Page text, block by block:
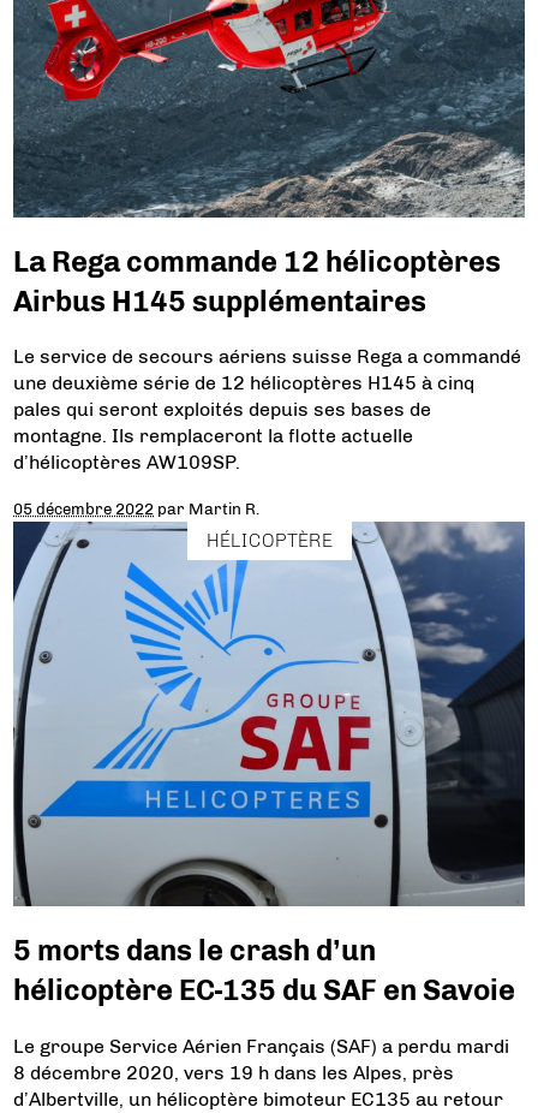
La Rega commande 12 hélicoptères
Airbus H145 supplémentaires
Le service de secours aériens suisse Rega a commandé
une deuxième série de 12 hélicoptères H145 à cinq
pales qui seront exploités depuis ses bases de
montagne. Ils remplaceront la flotte actuelle
d’hélicoptères AW109SP.
05 décembre 2022 par Martin R.
HÉLICOPTÈRE
5 morts dans le crash d’un
hélicoptère EC-135 du SAF en Savoie
Le groupe Service Aérien Français (SAF) a perdu mardi
8 décembre 2020, vers 19 h dans les Alpes, près
d’Albertville, un hélicoptère bimoteur EC135 au retour